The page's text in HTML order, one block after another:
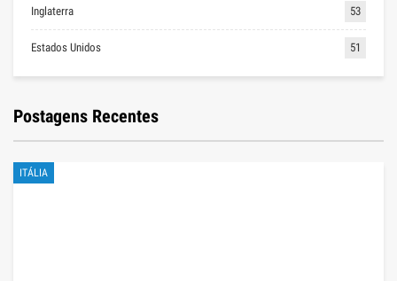
Inglaterra 53
Estados Unidos 51
Postagens Recentes
ITÁLIA